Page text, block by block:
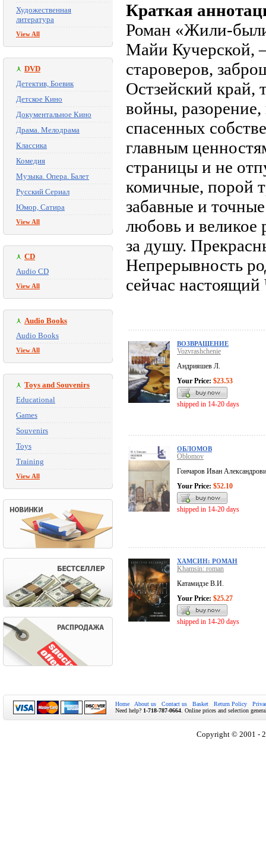
Художественная
литература
View All
DVD
Детектив, Боевик
Детское Кино
Документальное Кино
Драма. Мелодрама
Классика
Комедия
Музыка. Опера. Балет
Русский Сериал
Юмор, Сатира
View All
CD
Audio CD
View All
Audio Books
Audio Books
View All
Toys and Souvenirs
Educational
Games
Souvenirs
Toys
Training
View All
Краткая
Роман «Жили-
Майи Кучерской,
староверов,
Остзейский край,
войны,
спасенных
главным
страницы и не
комичные, порой
забавные и
любовь и великое
за душу.
Непрерывность
сейчас
ВОЗВРАЩЕНИЕ
Vozvrashchenie
Андрияшев Л.
Your Price: $23.53
shipped in 14-20 days
ОБЛОМОВ
Oblomov
Гончаров Иван
Your Price: $52.10
shipped in 14-20 days
ХАМСИН: РОМАН
Khamsin: roman
Катамидзе В.И.
Your Price: $25.27
shipped in 14-20 days
Home About us Contact us Basket Return Policy
Need help? 1-718-787-0664 . Online prices and selection
Copyright © 2001 -